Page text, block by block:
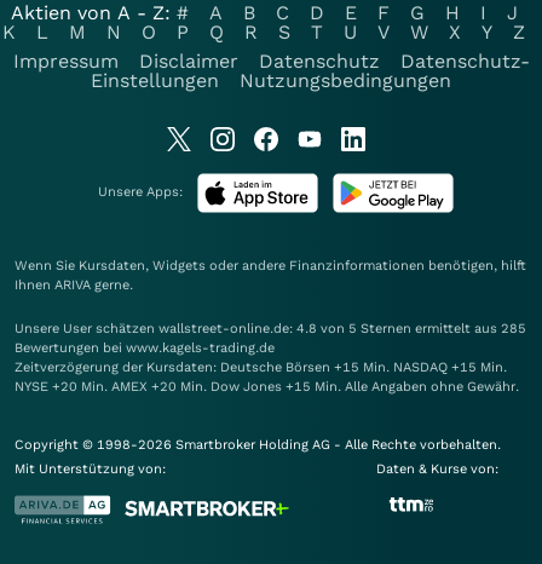
Aktien von A - Z: # A B C D E F G H I
J
K
L M N O P Q R S T U V W X Y
Z
Impressum
Disclaimer Datenschutz
Datenschutz-
Einstellungen
Nutzungsbedingungen
Unsere Apps:
Wenn Sie Kursdaten, Widgets oder andere Finanzinformationen benötigen, hilft
Ihnen ARIVA gerne.
Unsere User schätzen wallstreet-online.de: 4.8 von 5 Sternen ermittelt aus 285
Bewertungen bei www.kagels-trading.de
Zeitverzögerung der Kursdaten: Deutsche Börsen +15 Min. NASDAQ +15 Min.
NYSE +20 Min. AMEX +20 Min. Dow Jones +15 Min. Alle Angaben ohne Gewähr.
Copyright © 1998-2026 Smartbroker Holding AG - Alle Rechte vorbehalten.
Mit Unterstützung von:
Daten & Kurse von: